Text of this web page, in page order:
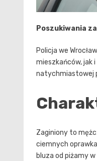
Poszukiwania
Policja we
mieszkańców, jak
natychmiastowej
Zaginiony to
ciemnych
bluza od piżamy